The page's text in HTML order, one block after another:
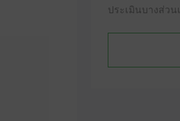
ประเมินบางส่วน